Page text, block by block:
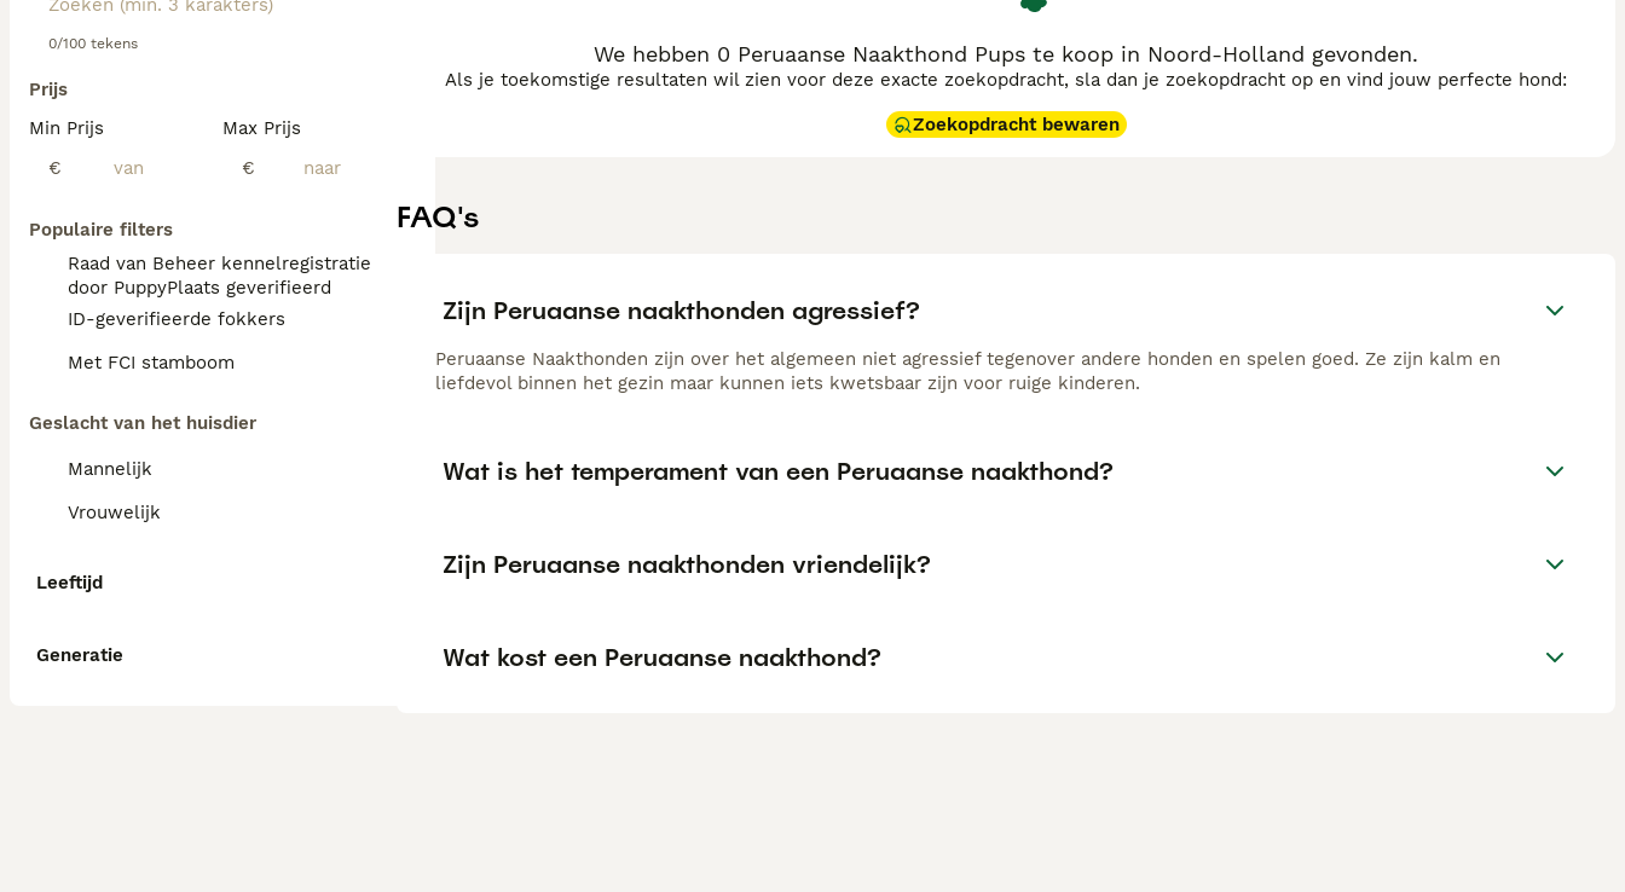
0/100 tekens
Prijs
Min Prijs
€
Max Prijs
€
Populaire filters
Raad van Beheer kennelregistratie
door PuppyPlaats geverifieerd
ID-geverifieerde fokkers
Met FCI stamboom
Geslacht van het huisdier
Mannelijk
Vrouwelijk
Leeftijd
Generatie
We hebben 0 Peruaanse Naakthond Pups te koop in Noord-Holland gevonden.
Als je toekomstige resultaten wil zien voor deze exacte zoekopdracht, sla dan je zoekopdracht op en vind jouw perfecte hond:
Zoekopdracht bewaren
FAQ's
Zijn Peruaanse naakthonden agressief?
Peruaanse Naakthonden zijn over het algemeen niet agressief tegenover andere honden en spelen goed. Ze zijn kalm en
liefdevol binnen het gezin maar kunnen iets kwetsbaar zijn voor ruige kinderen.
Wat is het temperament van een Peruaanse naakthond?
Zijn Peruaanse naakthonden vriendelijk?
Wat kost een Peruaanse naakthond?